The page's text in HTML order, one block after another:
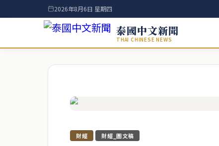
2026年8月6日 星期四
泰國中文新聞
THAI CHINESE NEWS
財經 財經_圖文稿